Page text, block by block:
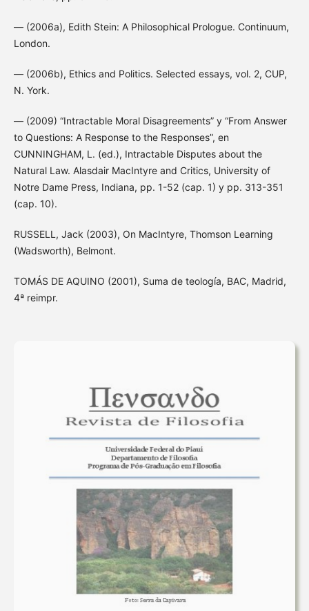
— (2006a), Edith Stein: A Philosophical Prologue. Continuum,
London.
— (2006b), Ethics and Politics. Selected essays, vol. 2, CUP,
N. York.
— (2009) “Intractable Moral Disagreements” y “From Answer
to Questions: A Response to the Responses”, en
CUNNINGHAM, L. (ed.), Intractable Disputes about the
Natural Law. Alasdair MacIntyre and Critics, University of
Notre Dame Press, Indiana, pp. 1-52 (cap. 1) y pp. 313-351
(cap. 10).
RUSSELL, Jack (2003), On MacIntyre, Thomson Learning
(Wadsworth), Belmont.
TOMÁS DE AQUINO (2001), Suma de teología, BAC, Madrid,
4ª reimpr.